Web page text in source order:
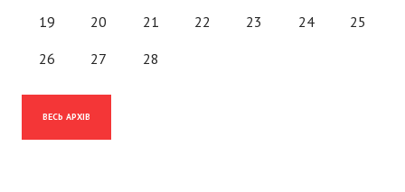
19 20 21 22 23 24 25
26 27 28
ВЕСЬ АРХІВ